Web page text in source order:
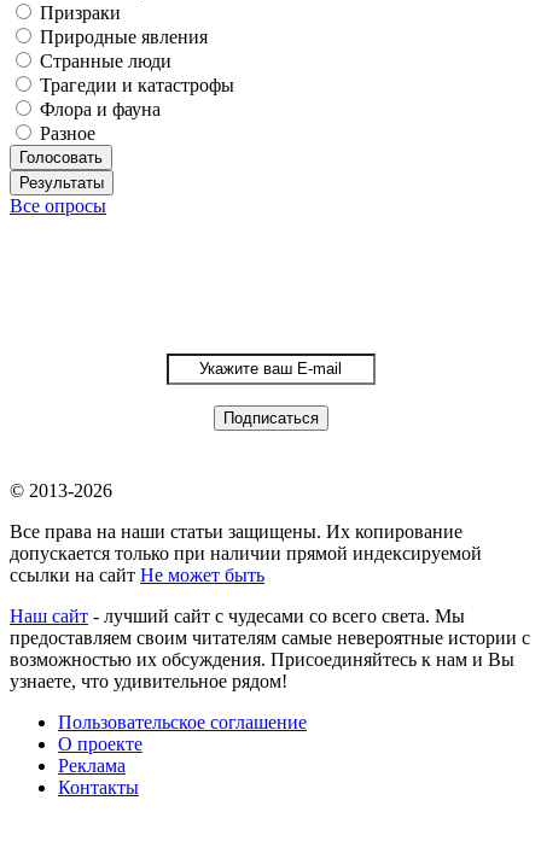
Призраки
Природные явления
Странные люди
Трагедии и катастрофы
Флора и фауна
Разное
Голосовать
Результаты
Все опросы
© 2013-2026
Все права на наши статьи защищены. Их копирование
допускается только при наличии прямой индексируемой
ссылки на сайт Не может быть
Наш сайт - лучший сайт с чудесами со всего света. Мы
предоставляем своим читателям самые невероятные истории с
возможностью их обсуждения. Присоединяйтесь к нам и Вы
узнаете, что удивительное рядом!
Пользовательское соглашение
О проекте
Реклама
Контакты